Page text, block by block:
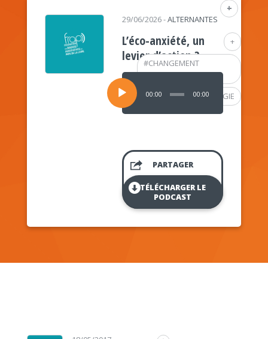
+
+
#CHANGEMENT
CLIMATIQUE
#PSYCHOLOGIE
29/06/2026-ALTERNANTES
L’éco-anxiété, un
levier d’action ?
Lecteur
audio
00:00 00:00
PARTAGER
TÉLÉCHARGER LE
PODCAST
Lecteur audio